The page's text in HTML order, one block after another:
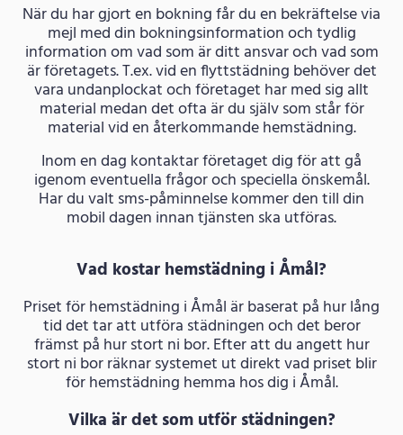
När du har gjort en bokning får du en bekräftelse via
mejl med din bokningsinformation och tydlig
information om vad som är ditt ansvar och vad som
är företagets. T.ex. vid en flyttstädning behöver det
vara undanplockat och företaget har med sig allt
material medan det ofta är du själv som står för
material vid en återkommande hemstädning.
Inom en dag kontaktar företaget dig för att gå
igenom eventuella frågor och speciella önskemål.
Har du valt sms-påminnelse kommer den till din
mobil dagen innan tjänsten ska utföras.
Vad kostar hemstädning i Åmål?
Priset för hemstädning i Åmål är baserat på hur lång
tid det tar att utföra städningen och det beror
främst på hur stort ni bor. Efter att du angett hur
stort ni bor räknar systemet ut direkt vad priset blir
för hemstädning hemma hos dig i Åmål.
Vilka är det som utför städningen?